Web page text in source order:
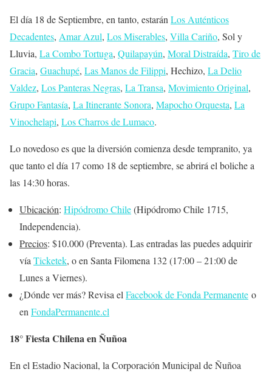
El día 18 de Septiembre, en tanto, estarán Los Auténticos
Decadentes, Amar Azul, Los Miserables, Villa Cariño, Sol y
Lluvia, La Combo Tortuga, Quilapayún, Moral Distraída, Tiro de
Gracia, Guachupé, Las Manos de Filippi, Hechizo, La Delio
Valdez, Los Panteras Negras, La Transa, Movimiento Original,
Grupo Fantasía, La Itinerante Sonora, Mapocho Orquesta, La
Vinochelapi, Los Charros de Lumaco.
Lo novedoso es que la diversión comienza desde tempranito, ya
que tanto el día 17 como 18 de septiembre, se abrirá el boliche a
las 14:30 horas.
Ubicación: Hipódromo Chile(Hipódromo Chile 1715,
Independencia).
Precios: $10.000 (Preventa). Las entradas las puedes adquirir
vía Ticketek, o en Santa Filomena 132 (17:00 – 21:00 de
Lunes a Viernes).
¿Dónde ver más? Revisa el Facebook de Fonda Permanente o
en FondaPermanente.cl
18° Fiesta Chilena en Ñuñoa
En el Estadio Nacional, la Corporación Municipal de Ñuñoa